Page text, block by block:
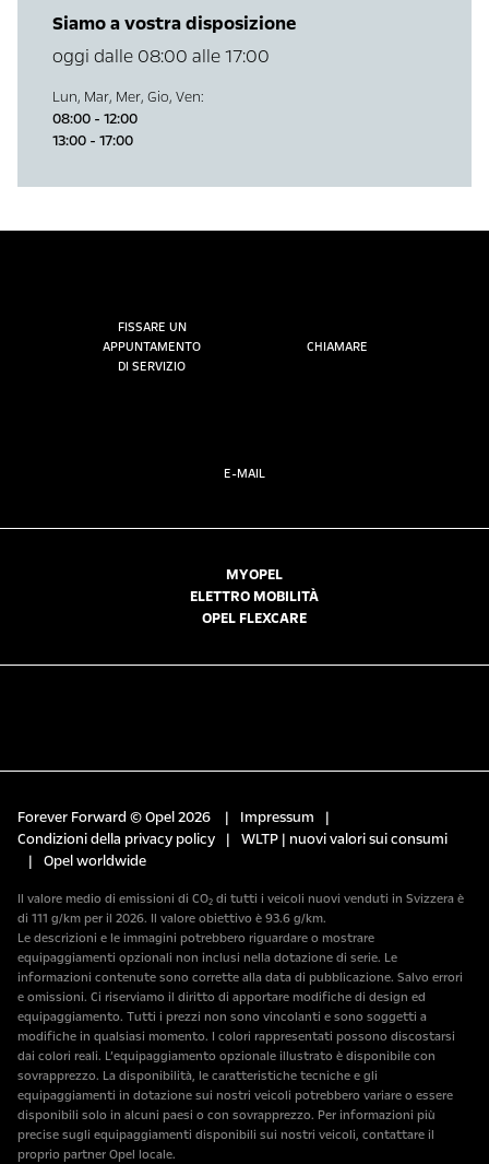
Siamo a vostra disposizione
oggi dalle 08:00 alle 17:00
Lun, Mar, Mer, Gio, Ven:
08:00 - 12:00
13:00 - 17:00
FISSARE UN
APPUNTAMENTO
DI SERVIZIO
CHIAMARE
E-MAIL
MYOPEL
ELETTRO MOBILITÀ
OPEL FLEXCARE
Forever Forward © Opel 2026 | Impressum
|
Condizioni della privacy policy
|
WLTP | nuovi valori sui consumi
|
Opel worldwide
Il valore medio di emissioni di CO₂ di tutti i veicoli nuovi venduti in Svizzera è
di 111 g/km per il 2026. Il valore obiettivo è 93.6 g/km.
Le descrizioni e le immagini potrebbero riguardare o mostrare
equipaggiamenti opzionali non inclusi nella dotazione di serie. Le
informazioni contenute sono corrette alla data di pubblicazione. Salvo errori
e omissioni. Ci riserviamo il diritto di apportare modifiche di design ed
equipaggiamento. Tutti i prezzi non sono vincolanti e sono soggetti a
modifiche in qualsiasi momento. I colori rappresentati possono discostarsi
dai colori reali. L’equipaggiamento opzionale illustrato è disponibile con
sovrapprezzo. La disponibilità, le caratteristiche tecniche e gli
equipaggiamenti in dotazione sui nostri veicoli potrebbero variare o essere
disponibili solo in alcuni paesi o con sovrapprezzo. Per informazioni più
precise sugli equipaggiamenti disponibili sui nostri veicoli, contattare il
proprio partner Opel locale.